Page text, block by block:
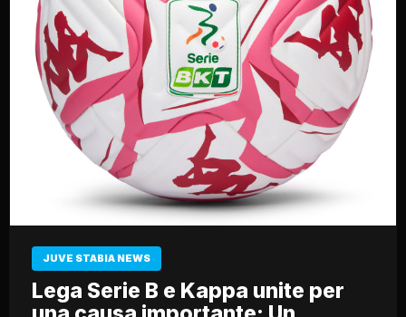
JUVE STABIA NEWS
Lega Serie B e Kappa unite per